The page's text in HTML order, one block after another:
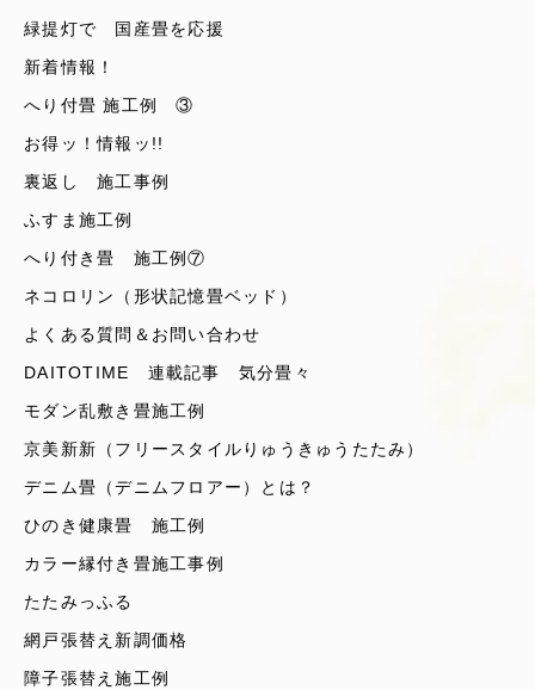
緑提灯で 国産畳を応援
新着情報！
へり付畳 施工例 ③
お得ッ！情報ッ!!
裏返し 施工事例
ふすま施工例
へり付き畳 施工例⑦
ネコロリン（形状記憶畳ベッド）
よくある質問＆お問い合わせ
DAITOTIME 連載記事 気分畳々
モダン乱敷き畳施工例
京美新新（フリースタイルりゅうきゅうたたみ）
デニム畳（デニムフロアー）とは？
ひのき健康畳 施工例
カラー縁付き畳施工事例
たたみっふる
網戸張替え新調価格
障子張替え施工例